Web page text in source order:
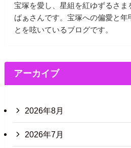
宝塚を愛し、星組を紅ゆずるさ
ばぁさんです。宝塚への偏愛と年
とを呟いているブログです。
アーカイブ
2026年8月
2026年7月